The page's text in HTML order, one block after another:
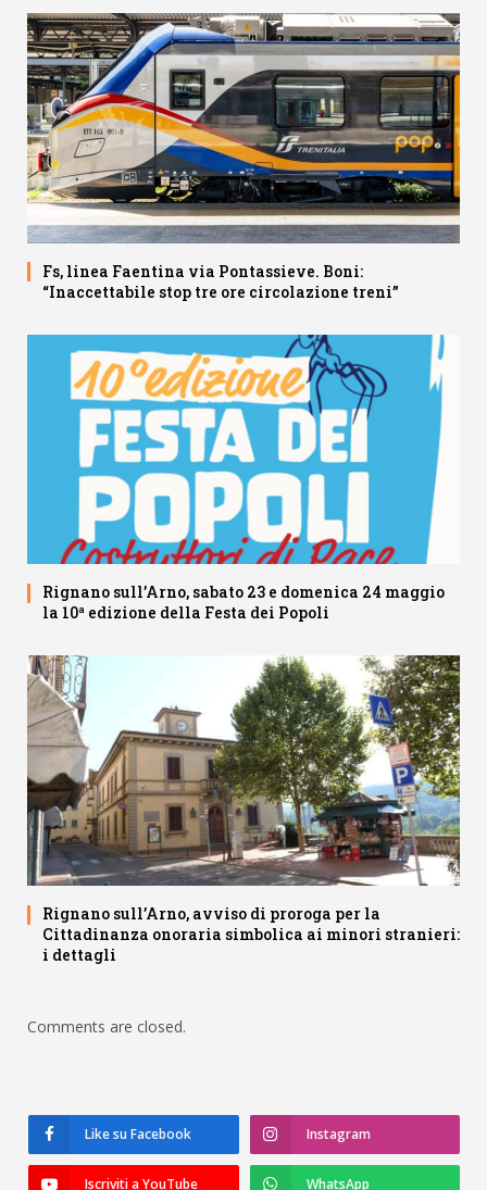
Fs, linea Faentina via Pontassieve. Boni:
“Inaccettabile stop tre ore circolazione treni”
Rignano sull’Arno, sabato 23 e domenica 24 maggio
la 10ª edizione della Festa dei Popoli
Rignano sull’Arno, avviso di proroga per la
Cittadinanza onoraria simbolica ai minori stranieri:
i dettagli
Comments are closed.
Like su Facebook Instagram
Iscriviti a YouTube WhatsApp